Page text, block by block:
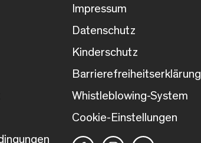
Impressum
Datenschutz
Kinderschutz
Barrierefreiheitserklärung
Whistleblowing-System
Cookie-Einstellungen